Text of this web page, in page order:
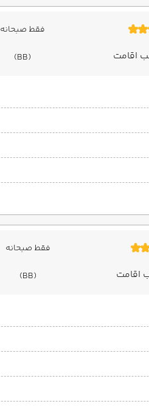
فقط صبحانه
(BB)
فقط صبحانه
(BB)